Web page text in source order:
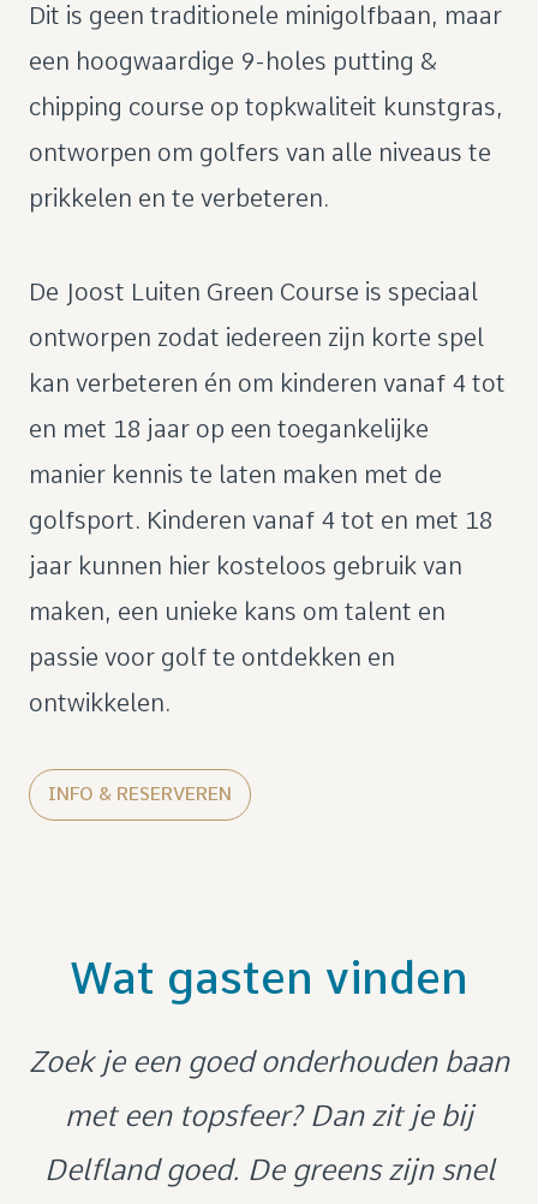
Dit is geen traditionele minigolfbaan, maar
een hoogwaardige 9-holes putting &
chipping course op topkwaliteit kunstgras,
ontworpen om golfers van alle niveaus te
prikkelen en te verbeteren.
De Joost Luiten Green Course is speciaal
ontworpen zodat iedereen zijn korte spel
kan verbeteren én om kinderen vanaf 4 tot
en met 18 jaar op een toegankelijke
manier kennis te laten maken met de
golfsport. Kinderen vanaf 4 tot en met 18
jaar kunnen hier kosteloos gebruik van
maken, een unieke kans om talent en
passie voor golf te ontdekken en
ontwikkelen.
INFO & RESERVEREN
Wat gasten vinden
Zoek je een goed onderhouden baan
met een topsfeer? Dan zit je bij
Delfland goed. De greens zijn snel
Afgelopen zondag sinds tijden weer
eens een rondje op Golfbaan